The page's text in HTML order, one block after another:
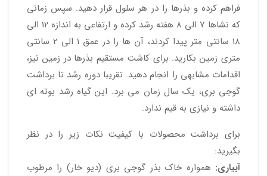
فراهم کرده و بذرها را در هر سلول قرار دهید. سپس زمانی
که نشاها 7 الی 8 هفته رشد کرده و ارتفاعی به اندازه 12 الی
18 سانتی متر پیدا کردند، آن ها را در عمق 1 الی 2 سانتی
متری زمین بکارید. برای کاشت مستقیم بذرها در زمین نیز،
اقدامات مشابهی را انجام دهید. تقریبا دوره رشد تا برداشت
گوجی بری، یک سال زمان می برد. این گیاه رشد بوته ای
داشته و نیازی به قیم ندارد.
برای برداشت محصولات با کیفیت نکات زیر را در نظر
بگیرید:
آبیاری: همواره خاک بذر گوجی بری (دیو خار) را مرطوب